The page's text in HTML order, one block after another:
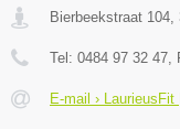
Bierbeekstraat 104
Tel: 0484 97 32 47
E-mail ›